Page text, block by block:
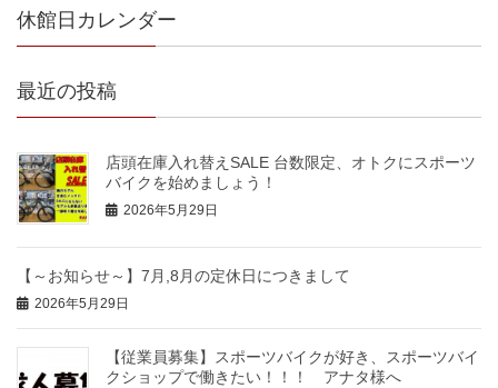
休館日カレンダー
最近の投稿
店頭在庫入れ替えSALE 台数限定、オトクにスポーツ
バイクを始めましょう！
2026年5月29日
【～お知らせ～】7月,8月の定休日につきまして
2026年5月29日
【従業員募集】スポーツバイクが好き、スポーツバイ
クショップで働きたい！！！ アナタ様へ